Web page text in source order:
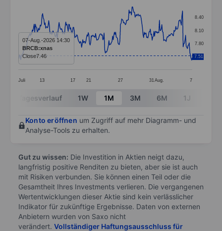
Line chart with 287 data points.
The chart has 1 X axis displaying categories.
The chart has 1 Y axis displaying values. Data ranges
Juli 13 17 21 27 31 Aug. 7
7.50
7.80
8.10
8.40
7.51
07-Aug.-2026 14:30
BRCB:xnas
Close7.46
End of interactive chart.
Tagesverlauf 1W 1M 3M 6M 1J
Konto eröffnen um Zugriff auf mehr Diagramm- und
Analyse-Tools zu erhalten.
Gut zu wissen: Die Investition in Aktien neigt dazu,
langfristig positive Renditen zu bieten, aber sie ist auch
mit Risiken verbunden. Sie können einen Teil oder die
Gesamtheit Ihres Investments verlieren. Die vergangenen
Wertentwicklungen dieser Aktie sind kein verlässlicher
Indikator für zukünftige Ergebnisse. Daten von externen
Anbietern wurden von Saxo nicht
verändert. Vollständiger Haftungsausschluss für